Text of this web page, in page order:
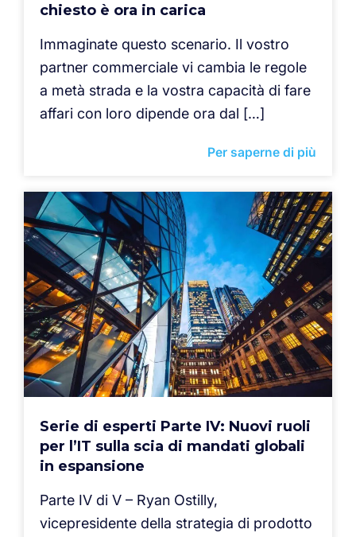
chiesto è ora in carica
Immaginate questo scenario. Il vostro
partner commerciale vi cambia le regole
a metà strada e la vostra capacità di fare
affari con loro dipende ora dal […]
Per saperne di più
Serie di esperti Parte IV: Nuovi ruoli
per l’IT sulla scia di mandati globali
in espansione
Parte IV di V – Ryan Ostilly,
vicepresidente della strategia di prodotto